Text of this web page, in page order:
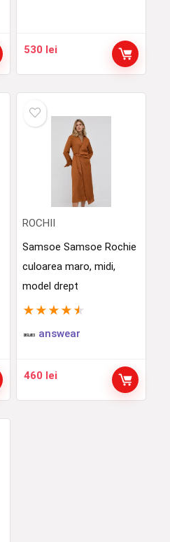
530 lei
ROCHII
Samsoe Samsoe Rochie
culoarea maro, midi,
model drept
★ ★ ★ ★ ★
answear
460 lei